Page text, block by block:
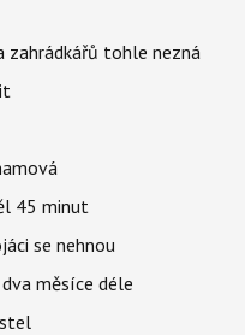
zahrádkářů tohle nezná
45 minut
se nehnou
měsíce déle